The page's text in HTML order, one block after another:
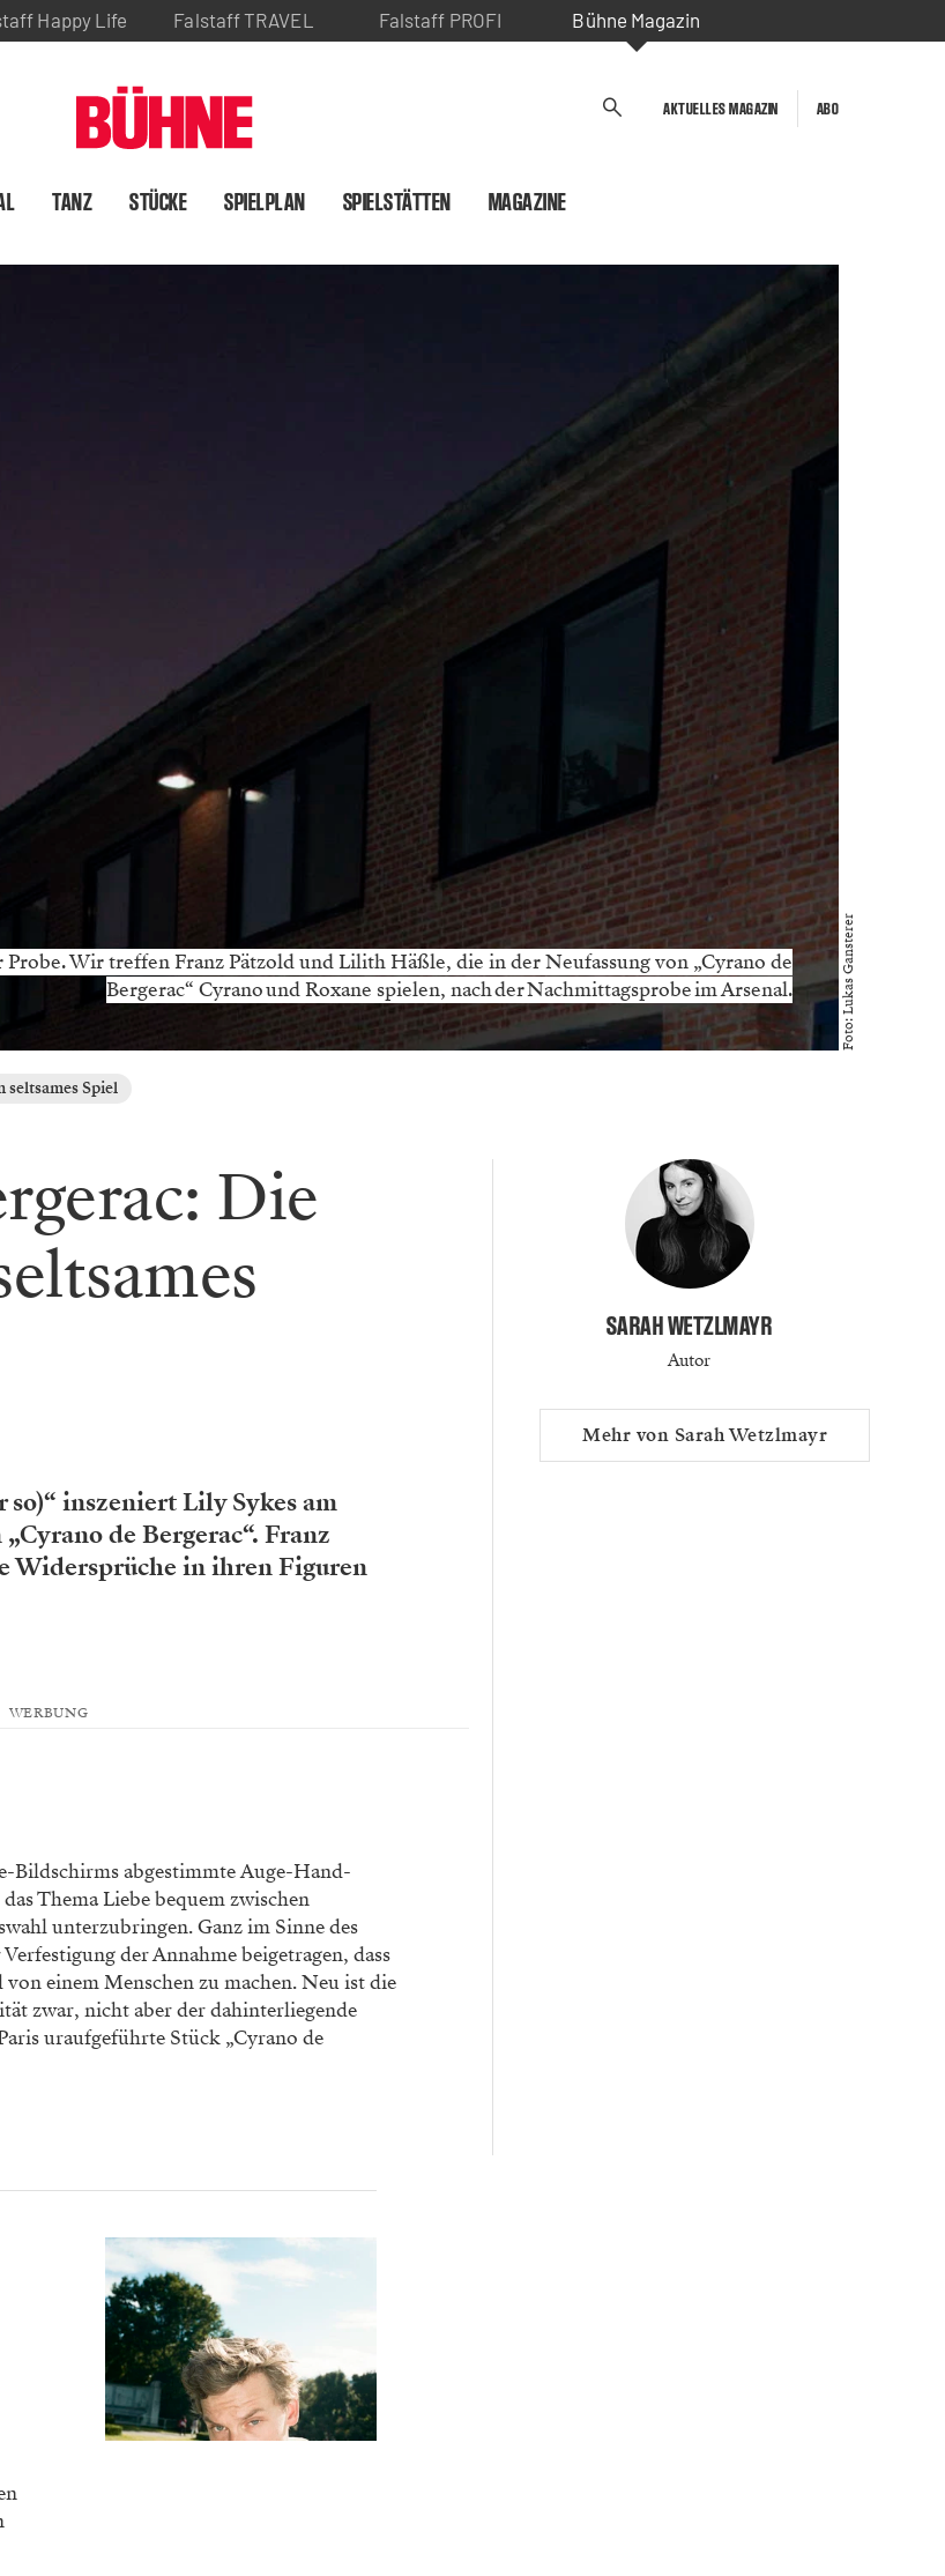
Happy Life Falstaff TRAVEL Falstaff PROFI Bühne Magazin
AKTUELLES MAGAZIN ABO
TANZ STÜCKE SPIELPLAN SPIELSTÄTTEN MAGAZINE
Probe. Wir treffen Franz Pätzold und Lilith Häßle, die in der ­Neufassung von „Cyrano de
Bergerac“ ­Cyrano und ­Roxane spielen, nach der ­Nachmittagsprobe im Arsenal.
Foto: Lukas Gansterer
seltsames Spiel
Die
inszeniert Lily Sykes am
de Bergerac“. Franz
in ihren Figuren
WERBUNG
Bildschirms abgestimmteAuge-Hand-
Thema Liebe bequem zwischen
unterzubringen.Ganz im Sinne des
der Annahme beigetragen, dass
einem Menschen zu machen. Neu ist die
zwar, nicht aber der dahinterliegende
uraufgeführte Stück „Cyrano de
SARAH WETZLMAYR
Autor
Mehr von Sarah Wetzlmayr